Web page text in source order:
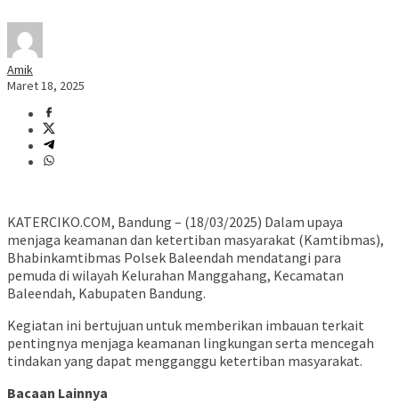
Amik
Maret 18, 2025
KATERCIKO.COM, Bandung – (18/03/2025) Dalam upaya
menjaga keamanan dan ketertiban masyarakat (Kamtibmas),
Bhabinkamtibmas Polsek Baleendah mendatangi para
pemuda di wilayah Kelurahan Manggahang, Kecamatan
Baleendah, Kabupaten Bandung.
Kegiatan ini bertujuan untuk memberikan imbauan terkait
pentingnya menjaga keamanan lingkungan serta mencegah
tindakan yang dapat mengganggu ketertiban masyarakat.
Bacaan Lainnya